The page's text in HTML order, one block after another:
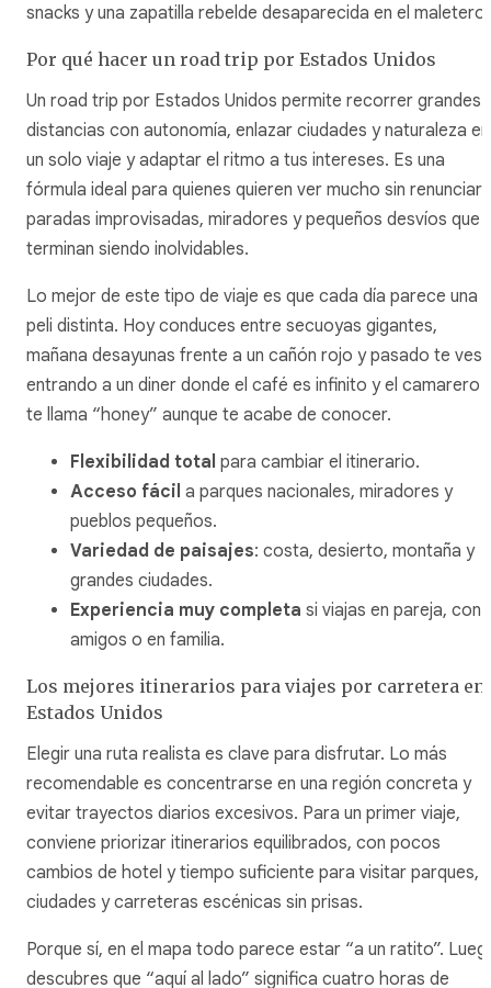
snacks y una zapatilla rebelde desaparecida en el maletero.
Por qué hacer un road trip por Estados Unidos
Un road trip por Estados Unidos permite recorrer grandes
distancias con autonomía, enlazar ciudades y naturaleza en
un solo viaje y adaptar el ritmo a tus intereses. Es una
fórmula ideal para quienes quieren ver mucho sin renunciar
paradas improvisadas, miradores y pequeños desvíos que
terminan siendo inolvidables.
Lo mejor de este tipo de viaje es que cada día parece una
peli distinta. Hoy conduces entre secuoyas gigantes,
mañana desayunas frente a un cañón rojo y pasado te ves
entrando a un diner donde el café es infinito y el camarero
te llama “honey” aunque te acabe de conocer.
Flexibilidad total para cambiar el itinerario.
Acceso fácil a parques nacionales, miradores y
pueblos pequeños.
Variedad de paisajes: costa, desierto, montaña y
grandes ciudades.
Experiencia muy completa si viajas en pareja, con
amigos o en familia.
Los mejores itinerarios para viajes por carretera en
Estados Unidos
Elegir una ruta realista es clave para disfrutar. Lo más
recomendable es concentrarse en una región concreta y
evitar trayectos diarios excesivos. Para un primer viaje,
conviene priorizar itinerarios equilibrados, con pocos
cambios de hotel y tiempo suficiente para visitar parques,
ciudades y carreteras escénicas sin prisas.
Porque sí, en el mapa todo parece estar “a un ratito”.
descubres que “aquí al lado” significa cuatro horas de